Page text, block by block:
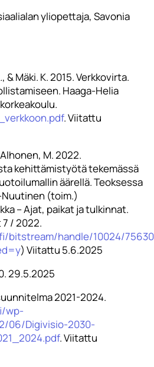
yliopettaja, Savonia
Mäki. K. 2015. Verkkovirta.
Haaga-Helia
. Viitattu
M. 2022.
kehittämistyötä tekemässä
äärellä. Teoksessa
Nuutinen (toim.)
– Ajat, paikat ja tulkinnat.
/ 2022.
bitstream/handle/10024/
) Viitattu 5.6.2025
29.5.2025
2021-2024.
wp-
06/Digivisio-2030-
. Viitattu